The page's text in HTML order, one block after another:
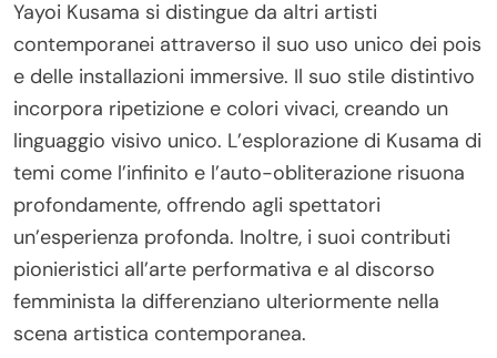
Yayoi Kusama si distingue da altri artisti
contemporanei attraverso il suo uso unico dei pois
e delle installazioni immersive. Il suo stile distintivo
incorpora ripetizione e colori vivaci, creando un
linguaggio visivo unico. L’esplorazione di Kusama di
temi come l’infinito e l’auto-obliterazione risuona
profondamente, offrendo agli spettatori
un’esperienza profonda. Inoltre, i suoi contributi
pionieristici all’arte performativa e al discorso
femminista la differenziano ulteriormente nella
scena artistica contemporanea.